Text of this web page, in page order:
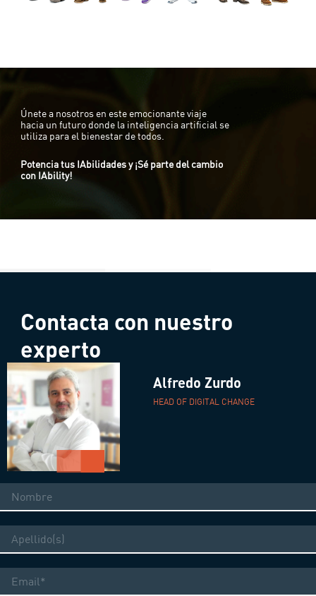
Únete a nosotros en este emocionante viaje
hacia un futuro donde la inteligencia artificial se
utiliza para el bienestar de todos.
Potencia tus IAbilidades y ¡Sé parte del cambio
con IAbility!
Contacta con nuestro
experto
Alfredo Zurdo
HEAD OF DIGITAL CHANGE
electrónico